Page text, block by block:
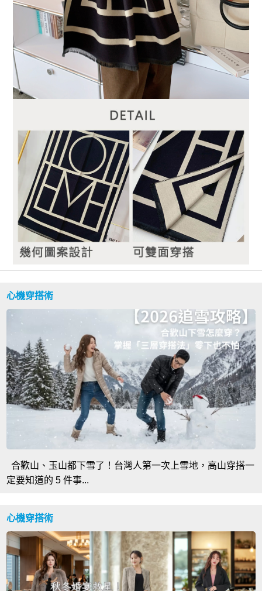
心機穿搭術
合歡山、玉山都下雪了！台灣人第一次上雪地，高山穿搭一
定要知道的 5 件事...
心機穿搭術